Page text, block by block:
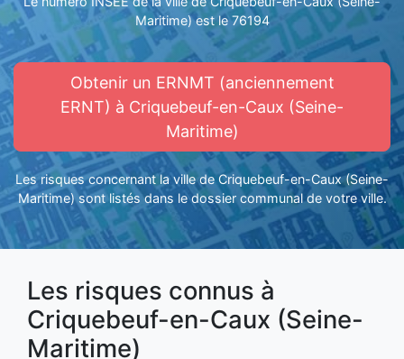
Maritime) est le 76194
Obtenir un ERNMT (anciennement
ERNT) à Criquebeuf-en-Caux (Seine-
Maritime)
Les risques concernant la ville de Criquebeuf-en-Caux (Seine-
Maritime) sont listés dans le dossier communal de votre ville.
Les risques connus à
Criquebeuf-en-Caux (Seine-
Maritime)